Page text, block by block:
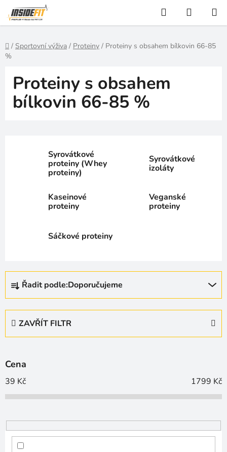
Přejít
na
obsah
Hledat
KOŠÍK
Domů
/ Sportovní výživa / Proteiny / Proteiny s obsahem bílkovin 66-85
%
Proteiny s obsahem
bílkovin 66-85 %
Syrovátkové
proteiny (Whey
proteiny)
Syrovátkové
izoláty
Kaseinové
proteiny
Veganské
proteiny
Sáčkové proteiny
z
p
r
o
d
k
t
Řadit podle:Doporučujeme
ZAVŘÍT FILTR
Cena
39 Kč 1799 Kč